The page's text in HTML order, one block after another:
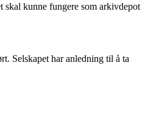
skal kunne fungere som arkivdepot
Selskapet har anledning til å ta